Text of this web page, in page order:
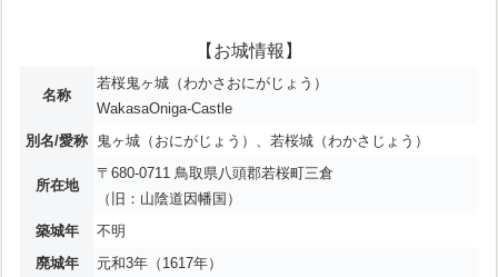
【お城情報】
名称
若桜鬼ヶ城（わかさおにがじょう）
WakasaOniga-Castle
別名/愛称
鬼ヶ城（おにがじょう）、若桜城（わかさじょう）
所在地
〒680-0711 鳥取県八頭郡若桜町三倉
（旧：山陰道因幡国）
築城年
不明
廃城年
元和3年（1617年）